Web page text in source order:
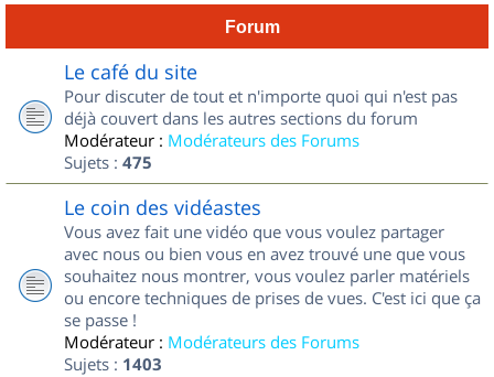
Forum
Le café du site
Pour discuter de tout et n'importe quoi qui n'est pas
déjà couvert dans les autres sections du forum
Modérateur : Modérateurs des Forums
Sujets : 475
Le coin des vidéastes
Vous avez fait une vidéo que vous voulez partager
avec nous ou bien vous en avez trouvé une que vous
souhaitez nous montrer, vous voulez parler matériels
ou encore techniques de prises de vues. C'est ici que ça
se passe !
Modérateur : Modérateurs des Forums
Sujets : 1403